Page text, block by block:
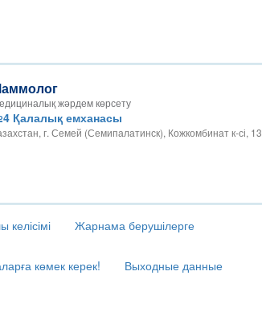
жәрдем көрсету
Қалалық емханасы
г. Семей (Семипалатинск), Кожкомбинат к-сі, 13
Жарнама берушілерге
көмек керек! Выходные данные